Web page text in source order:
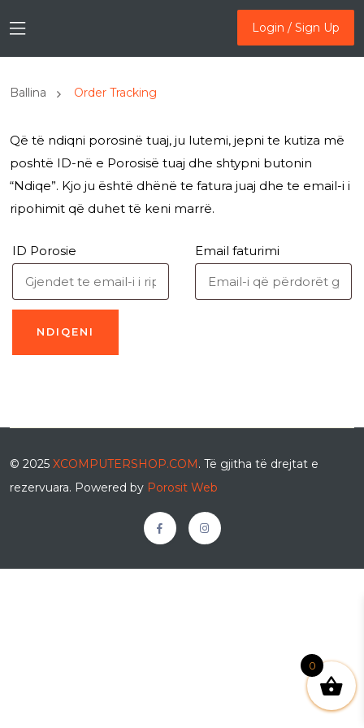
Login / Sign Up
Login / Sign Up
Ballina Order Tracking
Që të ndiqni porosinë tuaj, ju lutemi, jepni te kutiza më
poshtë ID-në e Porosisë tuaj dhe shtypni butonin
“Ndiqe”. Kjo ju është dhënë te fatura juaj dhe te email-i i
ripohimit që duhet të keni marrë.
ID Porosie Email faturimi
NDIQENI
© 2025 XCOMPUTERSHOP.COM. Të gjitha të drejtat e
rezervuara. Powered by Porosit Web
0